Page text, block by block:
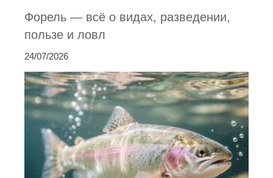
Форель — всё о видах, разведении,
пользе и ловл
24/07/2026